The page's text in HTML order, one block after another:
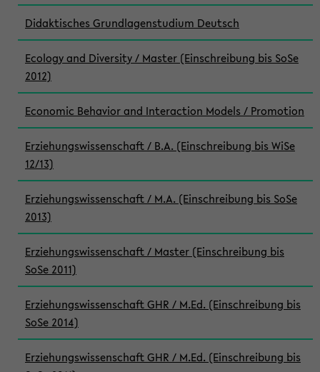
Didaktisches Grundlagenstudium Deutsch
Ecology and Diversity / Master (Einschreibung bis SoSe
2012)
Economic Behavior and Interaction Models / Promotion
Erziehungswissenschaft / B.A. (Einschreibung bis WiSe
12/13)
Erziehungswissenschaft / M.A. (Einschreibung bis SoSe
2013)
Erziehungswissenschaft / Master (Einschreibung bis
SoSe 2011)
Erziehungswissenschaft GHR / M.Ed. (Einschreibung bis
SoSe 2014)
Erziehungswissenschaft GHR / M.Ed. (Einschreibung bis